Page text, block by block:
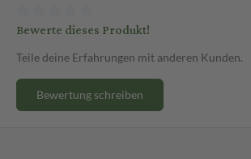
Bewerte dieses Produkt!
Teile deine Erfahrungen mit anderen Kunden.
Bewertung schreiben